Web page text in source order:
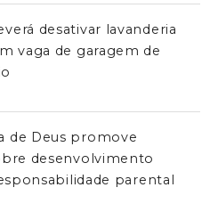
desativar lavanderia
vaga de garagem de
de Deus promove
desenvolvimento
parental